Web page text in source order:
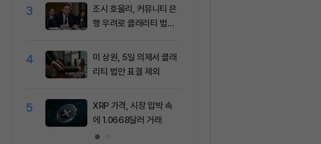
3
조시 호울리, 커뮤니티 은
행 우려로 클래리티 법안
4
미 상원, 5일 의제서 클래
리티 법안 표결 제외
5
XRP 가격, 시장 압박 속
에 1.0668달러 거래